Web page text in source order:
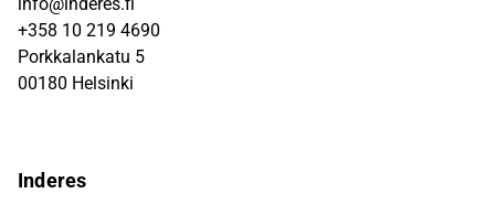
+358 10 219 4690
Porkkalankatu 5
00180 Helsinki
Inderes